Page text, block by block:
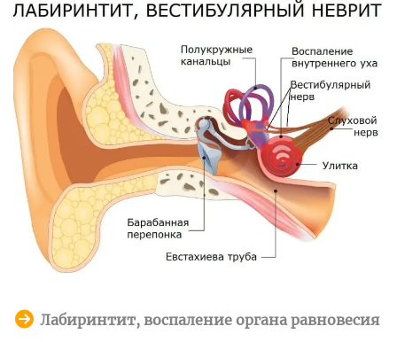
Лабиринтит, воспаление органа равновесия